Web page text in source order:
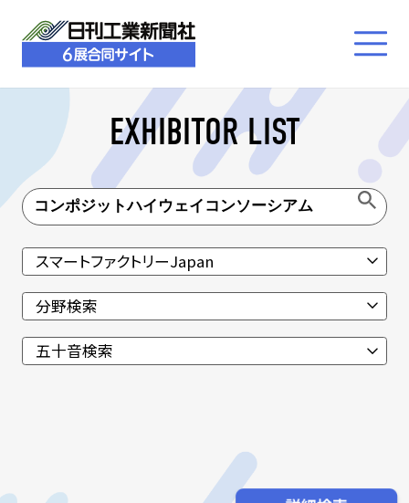
EXHIBITOR LIST